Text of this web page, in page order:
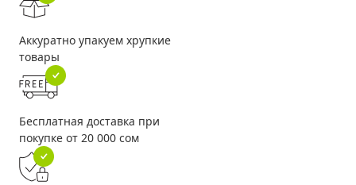
Аккуратно упакуем хрупкие
товары
Бесплатная доставка при
покупке от 20 000 сом